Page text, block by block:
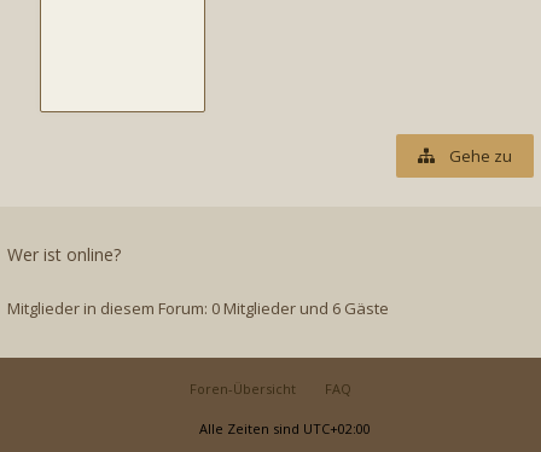
Gehe zu
Wer ist online?
Mitglieder in diesem Forum: 0 Mitglieder und 6 Gäste
Foren-Übersicht FAQ
Alle Zeiten sind UTC+02:00